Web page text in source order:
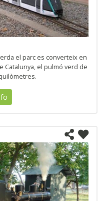
el parc es converteix en
Catalunya, el pulmó verd de